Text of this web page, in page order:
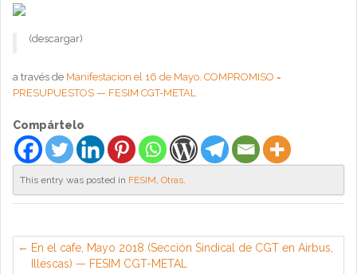
(descargar)
a través de Manifestacion el 16 de Mayo. COMPROMISO =
PRESUPUESTOS — FESIM CGT-METAL
Compártelo
This entry was posted in FESIM, Otras.
En el cafe, Mayo 2018 (Sección Sindical de CGT en Airbus,
Illescas) — FESIM CGT-METAL